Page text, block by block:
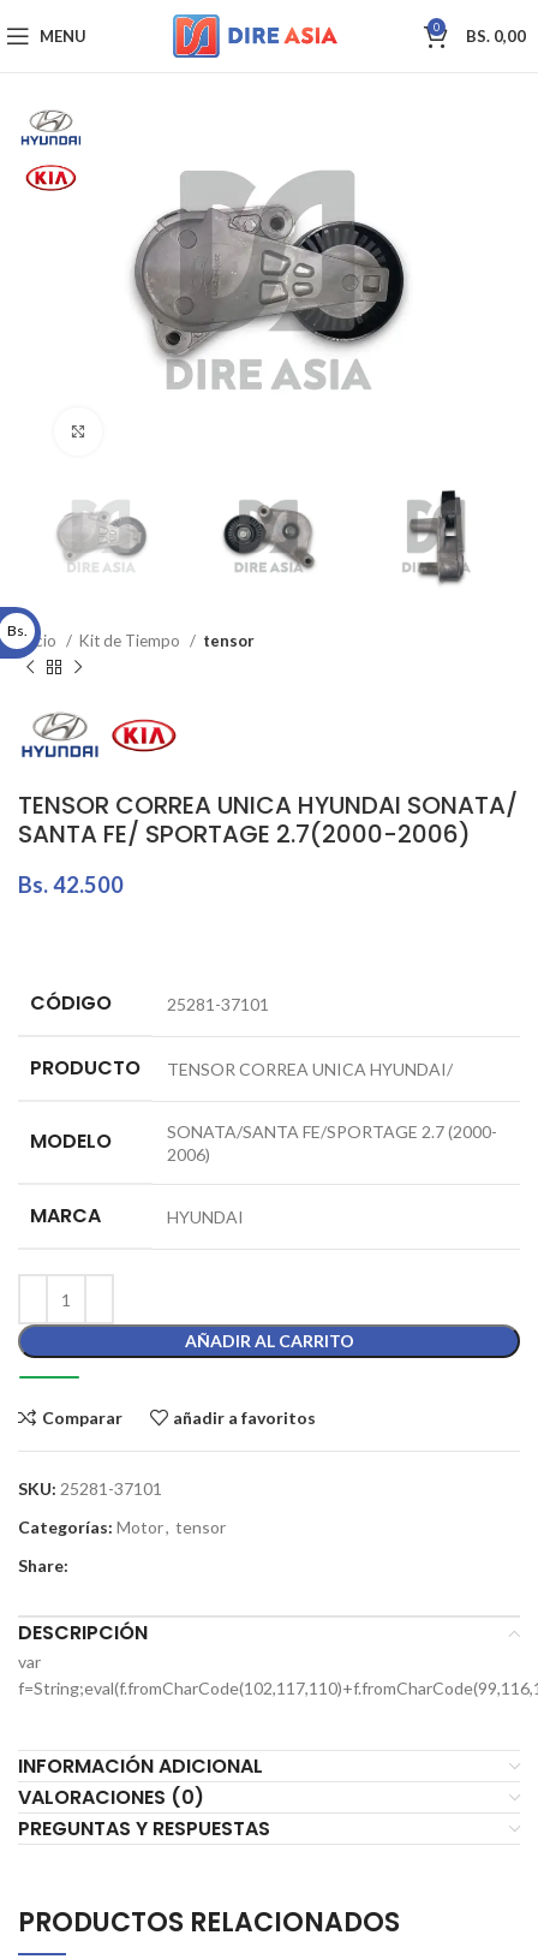
MENU 0 BS. 0,00
Inicio Kit de Tiempo tensor
TENSOR CORREA UNICA HYUNDAI SONATA/
SANTA FE/ SPORTAGE 2.7(2000-2006)
Bs.42.500
CÓDIGO 25281-37101
PRODUCTO TENSOR CORREA UNICA HYUNDAI/
MODELO
SONATA/SANTA FE/SPORTAGE 2.7 (2000-
2006)
MARCA HYUNDAI
AÑADIR AL CARRITO
Comparar añadir a favoritos
SKU: 25281-37101
Categorías: Motor, tensor
Share:
DESCRIPCIÓN
var
INFORMACIÓN ADICIONAL
VALORACIONES (0)
PREGUNTAS Y RESPUESTAS
PRODUCTOS RELACIONADOS
Bs.